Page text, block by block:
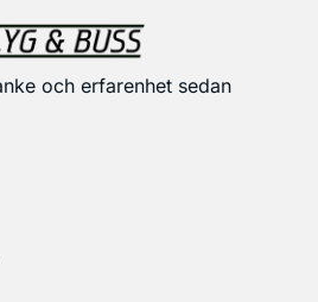
och erfarenhet sedan